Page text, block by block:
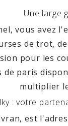
Une large
vous avez
de trot,
pour les
paris
multiplier
: votre
est